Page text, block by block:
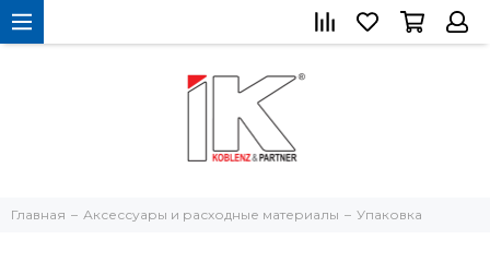
Главная Аксессуары и расходные материалы Упаковка